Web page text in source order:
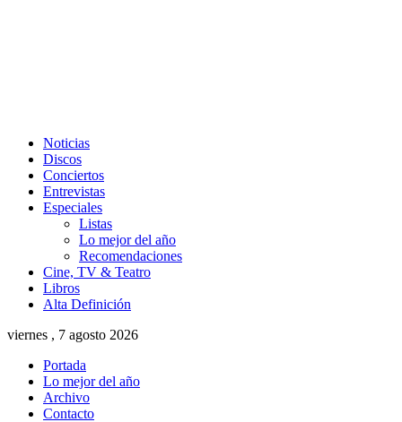
Noticias
Discos
Conciertos
Entrevistas
Especiales
Listas
Lo mejor del año
Recomendaciones
Cine, TV & Teatro
Libros
Alta Definición
viernes , 7 agosto 2026
Portada
Lo mejor del año
Archivo
Contacto